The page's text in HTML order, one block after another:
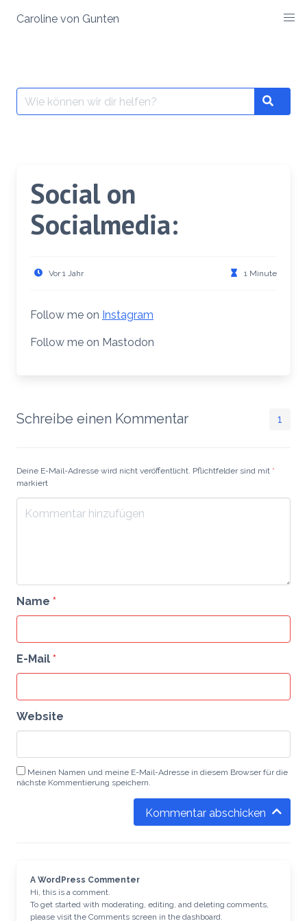
InhaltCaroline von Gunten
Suche
nach:
Search
Social on
Socialmedia:
Vor 1 Jahr 1 Minute
Follow me on Instagram
Follow me on Mastodon
Schreibe einen Kommentar 1
Deine E-Mail-Adresse wird nicht veröffentlicht. Pflichtfelder sind mit *
markiert
Name *
E-Mail *
Website
Meinen Namen und meine E-Mail-Adresse in diesem Browser für die
nächste Kommentierung speichern.
Kommentar abschicken
A WordPress Commenter
Hi, this is a comment.
To get started with moderating, editing, and deleting comments,
please visit the Comments screen in the dashboard.